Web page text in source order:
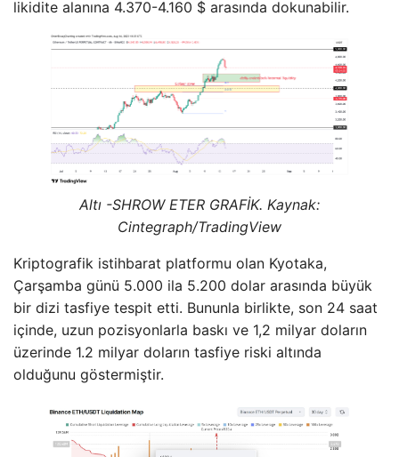
likidite alanına 4.370-4.160 $ arasında dokunabilir.
Altı -SHROW ETER GRAFİK. Kaynak:
Cintegraph/TradingView
Kriptografik istihbarat platformu olan Kyotaka,
Çarşamba günü 5.000 ila 5.200 dolar arasında büyük
bir dizi tasfiye tespit etti. Bununla birlikte, son 24 saat
içinde, uzun pozisyonlarla baskı ve 1,2 milyar doların
üzerinde 1.2 milyar doların tasfiye riski altında
olduğunu göstermiştir.